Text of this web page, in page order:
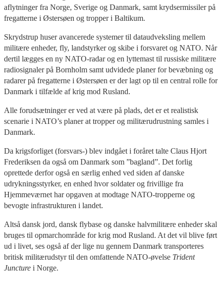
aflytninger fra Norge, Sverige og Danmark, samt krydsermissiler på
fregatterne i Østersøen og tropper i Baltikum.
Skrydstrup huser avancerede systemer til dataudveksling mellem
militære enheder, fly, landstyrker og skibe i forsvaret og NATO. Når
dertil lægges en ny NATO-radar og en lyttemast til russiske militære
radiosignaler på Bornholm samt udvidede planer for bevæbning og
radarer på fregatterne i Østersøen er der lagt op til en central rolle for
Danmark i tilfælde af krig mod Rusland.
Alle forudsætninger er ved at være på plads, det er et realistisk
scenarie i NATO’s planer at tropper og militærudrustning samles i
Danmark.
Da krigsforliget (forsvars-) blev indgået i foråret talte Claus Hjort
Frederiksen da også om Danmark som ”bagland”. Det forlig
oprettede derfor også en særlig enhed ved siden af danske
udrykningsstyrker, en enhed hvor soldater og frivillige fra
Hjemmeværnet har opgaven at modtage NATO-tropperne og
bevogte infrastrukturen i landet.
Altså dansk jord, dansk flybase og danske halvmilitære enheder skal
bruges til opmarchområde for krig mod Rusland. At det vil blive ført
ud i livet, ses også af der lige nu gennem Danmark transporteres
britisk militærudstyr til den omfattende NATO-øvelse Trident
Juncture i Norge.